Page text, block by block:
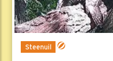
Steenuil